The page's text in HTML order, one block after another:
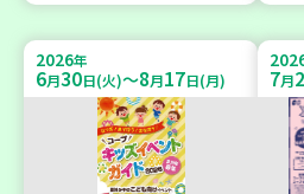
2026年
6月30日(火)～8月17日(月) 7月